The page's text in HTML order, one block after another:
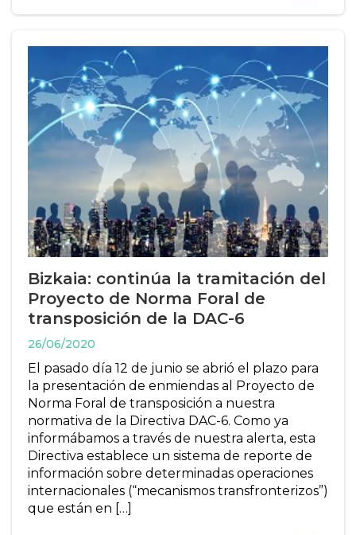
Bizkaia: continúa la tramitación del
Proyecto de Norma Foral de
transposición de la DAC-6
26/06/2020
El pasado día 12 de junio se abrió el plazo para
la presentación de enmiendas al Proyecto de
Norma Foral de transposición a nuestra
normativa de la Directiva DAC-6. Como ya
informábamos a través de nuestra alerta, esta
Directiva establece un sistema de reporte de
información sobre determinadas operaciones
internacionales (“mecanismos transfronterizos”)
que están en […]